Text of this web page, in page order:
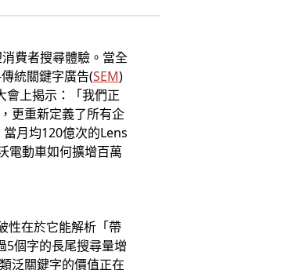
費者搜尋體驗。當全
統關鍵字廣告(SEM)
上揭示：「我們正
更重新定義了所有企
月均120億次的Lens
電動車如何擴增百萬
性在於它能解析「帶
5個字的長尾搜尋量增
泛關鍵字的價值正在